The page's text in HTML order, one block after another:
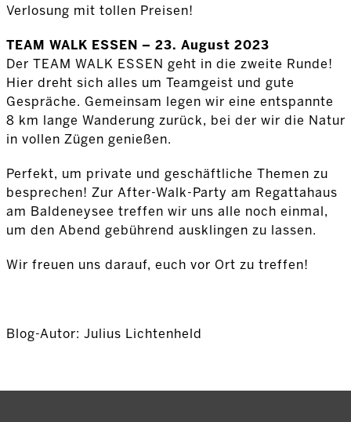
Verlosung mit tollen Preisen!
TEAM WALK ESSEN – 23. August 2023
Der TEAM WALK ESSEN geht in die zweite Runde!
Hier dreht sich alles um Teamgeist und gute
Gespräche. Gemeinsam legen wir eine entspannte
8 km lange Wanderung zurück, bei der wir die Natur
in vollen Zügen genießen.
Perfekt, um private und geschäftliche Themen zu
besprechen! Zur After-Walk-Party am Regattahaus
am Baldeneysee treffen wir uns alle noch einmal,
um den Abend gebührend ausklingen zu lassen.
Wir freuen uns darauf, euch vor Ort zu treffen!
Blog-Autor: Julius Lichtenheld